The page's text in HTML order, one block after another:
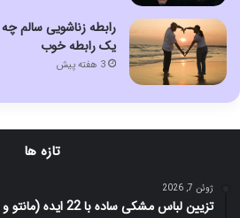
یک رابطه خوب
3 هفته پیش
تازه ها
ژوئن 7, 2026
تزیین لباس مشکی ساده با 22 ایده (مانتو و لباس مجلسی سیاه)